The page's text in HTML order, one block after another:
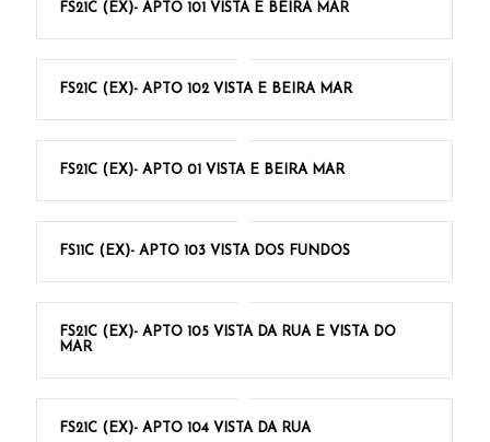
FS21C (EX)- APTO 101 VISTA E BEIRA MAR
FS21C (EX)- APTO 102 VISTA E BEIRA MAR
FS21C (EX)- APTO 01 VISTA E BEIRA MAR
FS11C (EX)- APTO 103 VISTA DOS FUNDOS
FS21C (EX)- APTO 105 VISTA DA RUA E VISTA DO
MAR
FS21C (EX)- APTO 104 VISTA DA RUA